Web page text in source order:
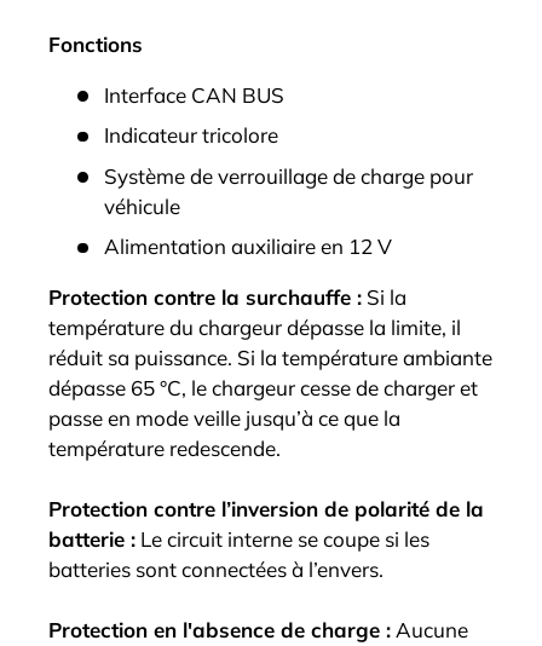
Fonctions
Interface CAN BUS
Indicateur tricolore
Système de verrouillage de charge pour
véhicule
Alimentation auxiliaire en 12 V
Protection contre la surchauffe : Si la
température du chargeur dépasse la limite, il
réduit sa puissance. Si la température ambiante
dépasse 65 °C, le chargeur cesse de charger et
passe en mode veille jusqu’à ce que la
température redescende.
Protection contre l’inversion de polarité de la
batterie : Le circuit interne se coupe si les
batteries sont connectées à l’envers.
Protection en l'absence de charge :Aucune